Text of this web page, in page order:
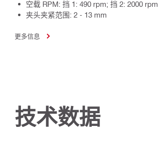
空载 RPM: 挡 1: 490 rpm; 挡 2: 2000 rpm
夹头夹紧范围: 2 - 13 mm
更多信息
技术数据